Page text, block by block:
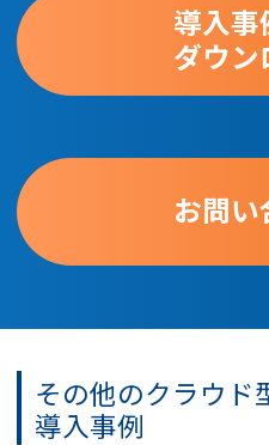
導入事
ダウン
お問い
その他のクラウド
導入事例